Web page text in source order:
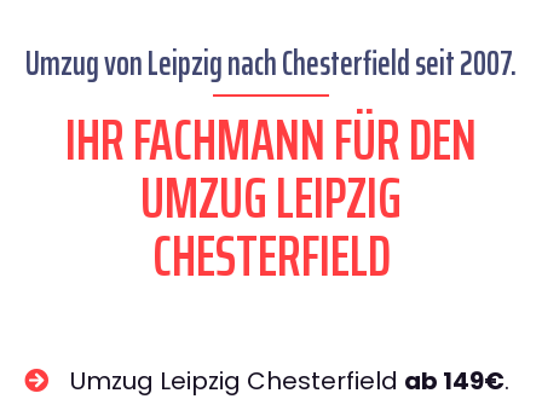
Umzug von Leipzig nach Chesterfield seit 2007.
IHR FACHMANN FÜR DEN
UMZUG LEIPZIG
CHESTERFIELD
Umzug Leipzig Chesterfield ab 149€.